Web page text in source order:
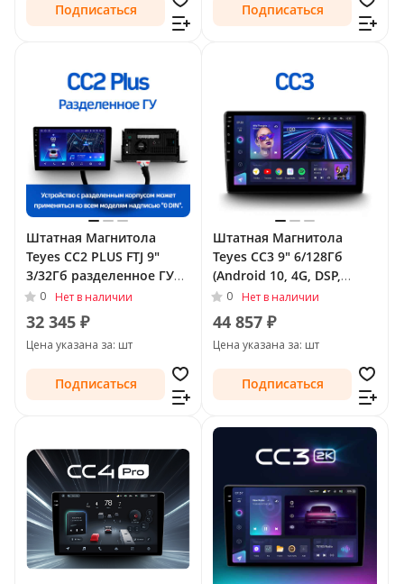
Подписаться Подписаться
Штатная Магнитола
Teyes CC2 PLUS FTJ 9"
3/32Гб разделенное ГУ
(Android 10, 4G, DSP,
QLed) для Toyota Land
Cruiser Prado 120 Series
2002 - 2007 Тип-B (F1)
0 Нет в наличии
32 345 ₽
Цена указана за: шт
Подписаться
Штатная Магнитола
Teyes CC3 9" 6/128Гб
(Android 10, 4G, DSP,
QLed) для Toyota Land
Cruiser Prado 150 Series
2009 - 2013 Тип-B
0 Нет в наличии
44 857 ₽
Цена указана за: шт
Подписаться